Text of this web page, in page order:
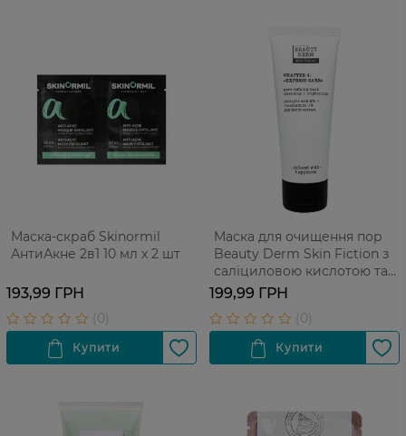
Маска-скраб Skinormil
АнтиАкне 2в1 10 мл х 2 шт
193,99 ГРН
Mаска для очищення пор
Beauty Derm Skin Fiction з
саліциловою кислотою та
ягодами годжі 75 мл
199,99 ГРН